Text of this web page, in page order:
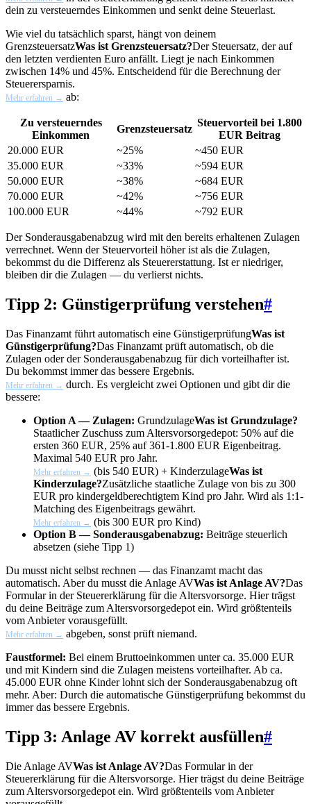
dein zu versteuerndes Einkommen und senkt deine Steuerlast.
Wie viel du tatsächlich sparst, hängt von deinem
GrenzsteuersatzWas ist Grenzsteuersatz?Der Steuersatz, der auf
den letzten verdienten Euro anfällt. Liegt je nach Einkommen
zwischen 14% und 45%. Entscheidend für die Berechnung der
Steuerersparnis.
Mehr erfahren → ab:
Zu versteuerndes
Einkommen
Grenzsteuersatz
Steuervorteil bei 1.800
EUR Beitrag
20.000 EUR
~25%
~450 EUR
35.000 EUR
~33%
~594 EUR
50.000 EUR
~38%
~684 EUR
70.000 EUR
~42%
~756 EUR
100.000 EUR
~44% ~792 EUR
Der Sonderausgabenabzug wird mit den bereits erhaltenen Zulagen
verrechnet. Wenn der Steuervorteil höher ist als die Zulagen,
bekommst du die Differenz als Steuererstattung. Ist er niedriger,
bleiben dir die Zulagen — du verlierst nichts.
Tipp 2: Günstigerprüfung verstehen#
Das Finanzamt führt automatisch eine GünstigerprüfungWas ist
Günstigerprüfung?Das Finanzamt prüft automatisch, ob die
Zulagen oder der Sonderausgabenabzug für dich vorteilhafter ist.
Du bekommst immer das bessere Ergebnis.
Mehr erfahren → durch. Es vergleicht zwei Optionen und gibt dir die
bessere:
Option A — Zulagen: GrundzulageWas ist Grundzulage?
Staatlicher Zuschuss zum Altersvorsorgedepot: 50% auf die
ersten 360 EUR, 25% auf 361-1.800 EUR Eigenbeitrag.
Maximal 540 EUR pro Jahr.
Mehr erfahren → (bis 540 EUR) + KinderzulageWas ist
Kinderzulage?Zusätzliche staatliche Zulage von bis zu 300
EUR pro kindergeldberechtigtem Kind pro Jahr. Wird als 1:1-
Matching des Eigenbeitrags gewährt.
Mehr erfahren → (bis 300 EUR pro Kind)
Option B — Sonderausgabenabzug: Beiträge steuerlich
absetzen (siehe Tipp 1)
Du musst nicht selbst rechnen — das Finanzamt macht das
automatisch. Aber du musst die Anlage AVWas ist Anlage AV?Das
Formular in der Steuererklärung für die Altersvorsorge. Hier trägst
du deine Beiträge zum Altersvorsorgedepot ein. Wird größtenteils
vom Anbieter vorausgefüllt.
Mehr erfahren → abgeben, sonst prüft niemand.
Faustformel: Bei einem Bruttoeinkommen unter ca. 35.000 EUR
und mit Kindern sind die Zulagen meistens vorteilhafter. Ab ca.
45.000 EUR ohne Kinder lohnt sich der Sonderausgabenabzug oft
mehr. Aber: Durch die automatische Günstigerprüfung bekommst du
immer das bessere Ergebnis.
Tipp 3: Anlage AV korrekt ausfüllen#
Die Anlage AVWas ist Anlage AV?Das Formular in der
Steuererklärung für die Altersvorsorge. Hier trägst du deine Beiträge
zum Altersvorsorgedepot ein. Wird größtenteils vom Anbieter